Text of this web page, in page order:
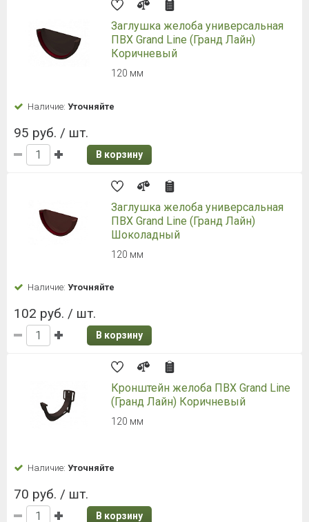
Заглушка желоба универсальная
ПВХ Grand Line (Гранд Лайн)
Коричневый
120 мм
Наличие: Уточняйте
95 руб. / шт.
В корзину
Заглушка желоба универсальная
ПВХ Grand Line (Гранд Лайн)
Шоколадный
120 мм
Наличие: Уточняйте
102 руб. / шт.
В корзину
Кронштейн желоба ПВХ Grand Line
(Гранд Лайн) Коричневый
120 мм
Наличие: Уточняйте
70 руб. / шт.
В корзину